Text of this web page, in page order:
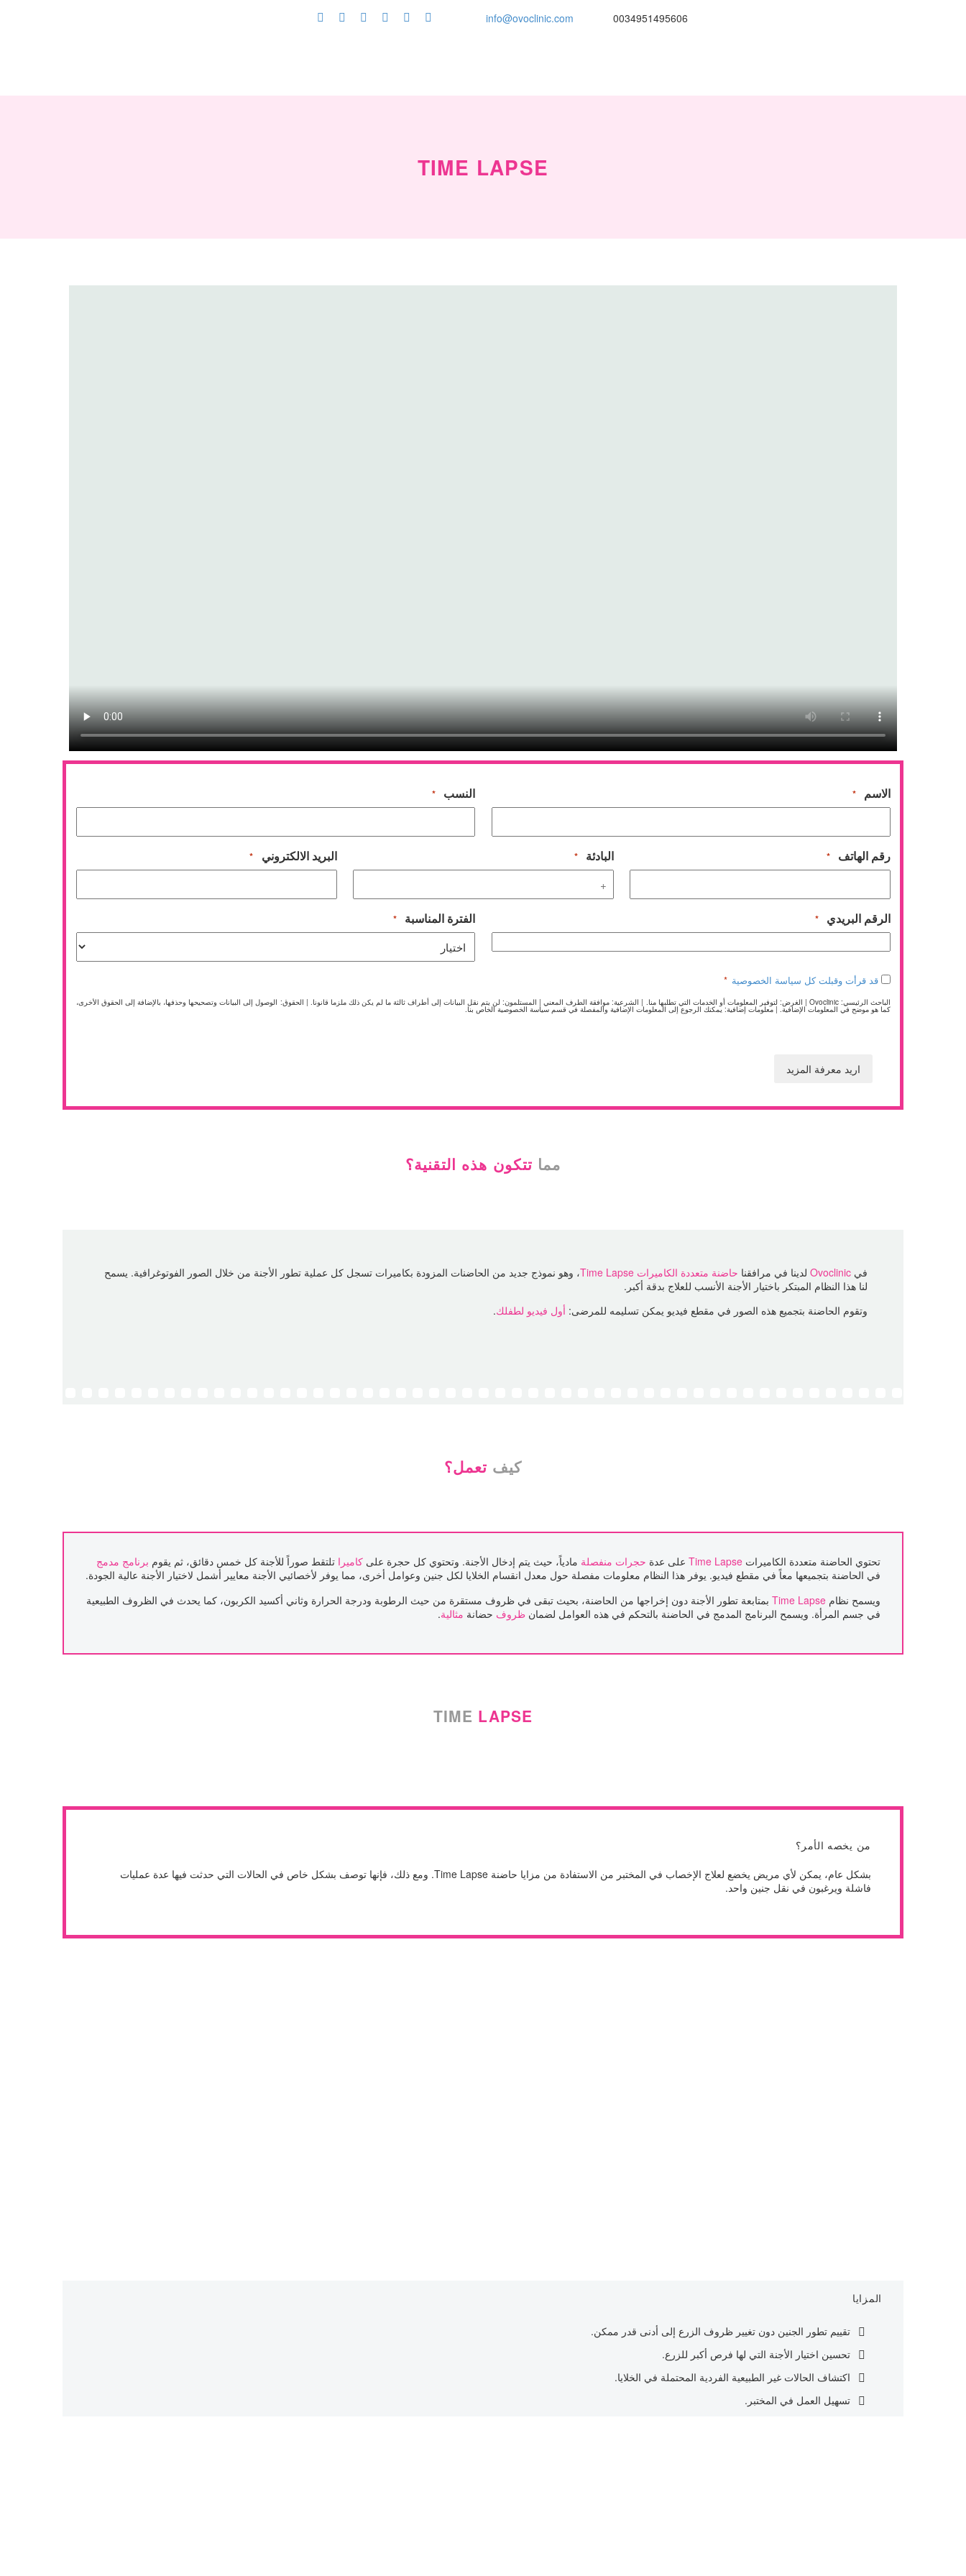
0034951495606
info@ovoclinic.com
TIME LAPSE
الاسم * النسب *
رقم الهاتف * البادئة * البريد الالكتروني *
الرقم البريدي * الفترة المناسبة *
Legal
*
قد قرأت وقبلت كل سياسة الخصوصية *
الباحث الرئيسي: Ovoclinic | الغرض: لتوفير المعلومات أو الخدمات التي تطلبها منا. | الشرعية: موافقة الطرف المعني | المستلمون: لن يتم نقل البيانات إلى أطراف ثالثة ما لم يكن ذلك ملزما قانونا. | الحقوق: الوصول إلى البيانات وتصحيحها وحذفها، بالإضافة إلى الحقوق الأخرى،
كما هو موضح في المعلومات الإضافية. | معلومات إضافية: يمكنك الرجوع إلى المعلومات الإضافية والمفصلة في قسم سياسة الخصوصية الخاص بنا.
مما تتكون هذه التقنية؟
في Ovoclinic لدينا في مرافقنا حاضنة متعددة الكاميرات Time Lapse، وهو نموذج جديد من الحاضنات المزودة بكاميرات تسجل كل عملية تطور الأجنة من خلال الصور الفوتوغرافية. يسمح
لنا هذا النظام المبتكر باختيار الأجنة الأنسب للعلاج بدقة أكبر.
وتقوم الحاضنة بتجميع هذه الصور في مقطع فيديو يمكن تسليمه للمرضى: أول فيديو لطفلك.
كيف تعمل؟
تحتوي الحاضنة متعددة الكاميرات Time Lapse على عدة حجرات منفصلة مادياً، حيث يتم إدخال الأجنة. وتحتوي كل حجرة على كاميرا تلتقط صوراً للأجنة كل خمس دقائق، ثم يقوم برنامج مدمج
في الحاضنة بتجميعها معاً في مقطع فيديو. يوفر هذا النظام معلومات مفصلة حول معدل انقسام الخلايا لكل جنين وعوامل أخرى، مما يوفر لأخصائيي الأجنة معايير أشمل لاختيار الأجنة عالية الجودة.
ويسمح نظام Time Lapse بمتابعة تطور الأجنة دون إخراجها من الحاضنة، بحيث تبقى في ظروف مستقرة من حيث الرطوبة ودرجة الحرارة وثاني أكسيد الكربون، كما يحدث في الظروف الطبيعية
في جسم المرأة. ويسمح البرنامج المدمج في الحاضنة بالتحكم في هذه العوامل لضمان ظروف حضانة مثالية.
TIME LAPSE
من يخصه الأمر؟
بشكل عام، يمكن لأي مريض يخضع لعلاج الإخصاب في المختبر من الاستفادة من مزايا حاضنة Time Lapse. ومع ذلك، فإنها توصف بشكل خاص في الحالات التي حدثت فيها عدة عمليات
فاشلة ويرغبون في نقل جنين واحد.
المزايا
تقييم تطور الجنين دون تغيير ظروف الزرع إلى أدنى قدر ممكن.
تحسين اختيار الأجنة التي لها فرص أكبر للزرع.
اكتشاف الحالات غير الطبيعية الفردية المحتملة في الخلايا.
تسهيل العمل في المختبر.